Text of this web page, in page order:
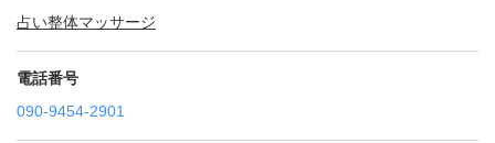
占い整体マッサージ
電話番号
090-9454-2901